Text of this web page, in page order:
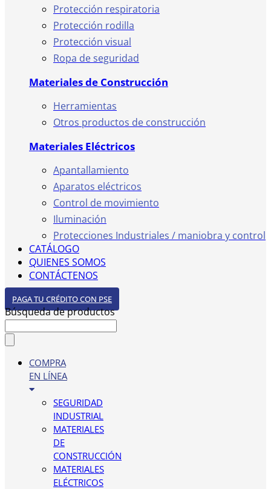
Protección respiratoria
Protección rodilla
Protección visual
Ropa de seguridad
Materiales de Construcción
Herramientas
Otros productos de construcción
Materiales Eléctricos
Apantallamiento
Aparatos eléctricos
Control de movimiento
Iluminación
Protecciones Industriales / maniobra y control
CATÁLOGO
QUIENES SOMOS
CONTÁCTENOS
PAGA TU CRÉDITO CON PSE
Búsqueda de productos
COMPRA
EN LÍNEA
SEGURIDAD
INDUSTRIAL
MATERIALES
DE
CONSTRUCCIÓN
MATERIALES
ELÉCTRICOS